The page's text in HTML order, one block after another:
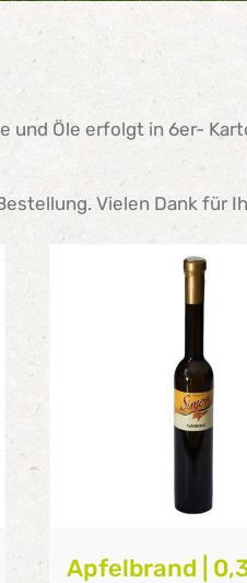
und Öle erfolgt in 6er-
Vielen Dank für
Apfelbrand |